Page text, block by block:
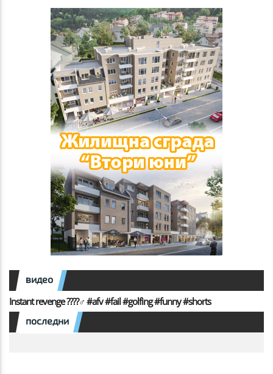
видео
Instant revenge ????️‍♂️ #afv #fail #golfing #funny #shorts
последни